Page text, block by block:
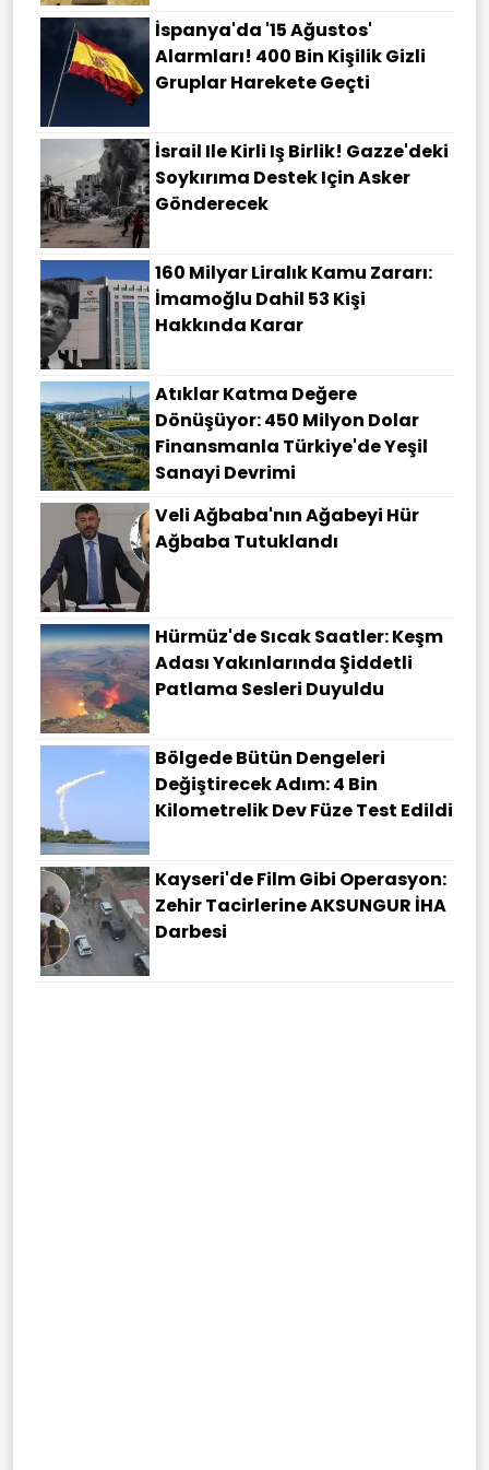
İspanya'da '15 Ağustos'
Alarmları! 400 Bin Kişilik Gizli
Gruplar Harekete Geçti
İsrail Ile Kirli Iş Birlik! Gazze'deki
Soykırıma Destek Için Asker
Gönderecek
160 Milyar Liralık Kamu Zararı:
İmamoğlu Dahil 53 Kişi
Hakkında Karar
Atıklar Katma Değere
Dönüşüyor: 450 Milyon Dolar
Finansmanla Türkiye'de Yeşil
Sanayi Devrimi
Veli Ağbaba'nın Ağabeyi Hür
Ağbaba Tutuklandı
Hürmüz'de Sıcak Saatler: Keşm
Adası Yakınlarında Şiddetli
Patlama Sesleri Duyuldu
Bölgede Bütün Dengeleri
Değiştirecek Adım: 4 Bin
Kilometrelik Dev Füze Test Edildi
Kayseri'de Film Gibi Operasyon:
Zehir Tacirlerine AKSUNGUR İHA
Darbesi